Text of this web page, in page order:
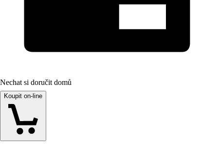
Nechat si doručit domů
Koupit on-line